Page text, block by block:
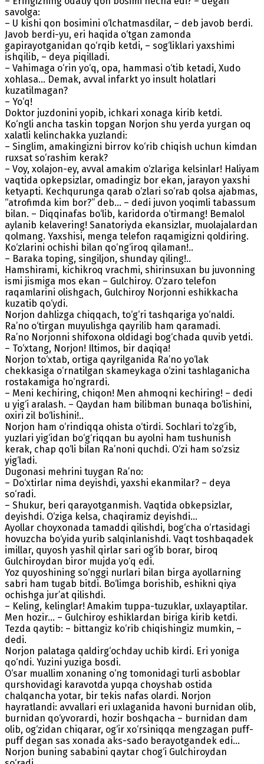
savolga:
– U kishi qon bosimini o‘lchatmasdilar, – deb javob berdi.
Javob berdi-yu, eri haqida o‘tgan zamonda
gapirayotganidan qo‘rqib ketdi, – sog‘liklari yaxshimi
ishqilib, – deya piqilladi.
– Vahimaga o‘rin yo‘q, opa, hammasi o‘tib ketadi, Xudo
xohlasa… Demak, avval infarkt yo insult holatlari
kuzatilmagan?
– Yo‘q!
Doktor juzdonini yopib, ichkari xonaga kirib ketdi.
Ko‘ngli ancha taskin topgan Norjon shu yerda yurgan oq
xalatli kelinchakka yuzlandi:
– Singlim, amakingizni birrov ko‘rib chiqish uchun kimdan
ruxsat so‘rashim kerak?
– Voy, xolajon-ey, avval amakim o‘zlariga kelsinlar! Haliyam
vaqtida opkepsizlar, omadingiz bor ekan, jarayon yaxshi
ketyapti. Kechqurunga qarab o‘zlari so‘rab qolsa ajabmas,
“atrofimda kim bor?” deb… – dedi juvon yoqimli tabassum
bilan. –­­ Diqqinafas bo‘lib, karidorda o‘tirmang! Bemalol
aylanib kelavering! Sanatoriyda ekansizlar, muolajalardan
qolmang. Yaxshisi, menga telefon raqamigizni qoldiring.
Ko‘zlarini ochishi bilan qo‘ng‘iroq qilaman!..
– Baraka toping, singiljon, shunday qiling!..
Hamshirami, kichikroq vrachmi, shirinsuxan bu juvonning
ismi jismiga mos ekan –­­­­ Gulchiroy. O‘zaro telefon
raqamlarini olishgach, Gulchiroy Norjonni eshikkacha
kuzatib qo‘ydi.
Norjon dahlizga chiqqach, to‘g‘ri tashqariga yo‘naldi.
Ra’no o‘tirgan muyulishga qayrilib ham qaramadi.
Ra’no Norjonni shifoxona oldidagi bog‘chada quvib yetdi.
– To‘xtang, Norjon! Iltimos, bir daqiqa!
Norjon to‘xtab, ortiga qayrilganida Ra’no yo‘lak
chekkasiga o‘rnatilgan skameykaga o‘zini tashlaganicha
rostakamiga ho‘ngrardi.
– Meni kechiring, chiqon! Men ahmoqni kechiring! – dedi
u yig‘i aralash. – Qaydan ham bilibman bunaqa bo‘lishini,
oxiri zil bo‘lishini!..
Norjon ham o‘rindiqqa ohista o‘tirdi. Sochlari to‘zg‘ib,
yuzlari yig‘idan bo‘g‘riqqan bu ayolni ham tushunish
kerak, chap qo‘li bilan Ra’noni quchdi. O‘zi ham so‘zsiz
yig‘ladi.
Dugonasi mehrini tuygan Ra’no:
– Do‘xtirlar nima deyishdi, yaxshi ekanmilar? – deya
so‘radi.
– Shukur, beri qarayotganmish. Vaqtida obkepsizlar,
deyishdi. O‘ziga kelsa, chaqiramiz deyishdi…
Ayollar choyxonada tamaddi qilishdi, bog‘cha o‘rtasidagi
hovuzcha bo‘yida yurib salqinlanishdi. Vaqt toshbaqadek
imillar, quyosh yashil qirlar sari og‘ib borar, biroq
Gulchiroydan biror mujda yo‘q edi.
Yoz quyoshining so‘nggi nurlari bilan birga ayollarning
sabri ham tugab bitdi. Bo‘limga borishib, eshikni qiya
ochishga jur’at qilishdi.
– Keling, kelinglar! Amakim tuppa-tuzuklar, uxlayaptilar.
Men hozir... – Gulchiroy eshik­lardan biriga kirib ketdi.
Tezda qaytib: – bittangiz ko‘rib chiqishingiz mumkin, –
dedi.
Norjon palataga qaldirg‘ochday uchib kirdi. Eri yoniga
qo‘ndi. Yuzini yuziga bosdi.
O‘sar muallim xonaning o‘ng tomonidagi turli asboblar
qurshovidagi karavotda yupqa choyshab ostida
chalqancha yotar, bir tekis nafas olardi. Norjon
hayratlandi: avvallari eri uxlaganida havoni burnidan olib,
burnidan qo‘yvorardi, hozir boshqacha – burnidan dam
olib, og‘zidan chiqarar, og‘ir xo‘rsiniqqa mengzagan puff-
puff degan sas xonada aks-sado berayotgandek edi…
Norjon buning sababini qaytar chog‘i Gulchiroydan